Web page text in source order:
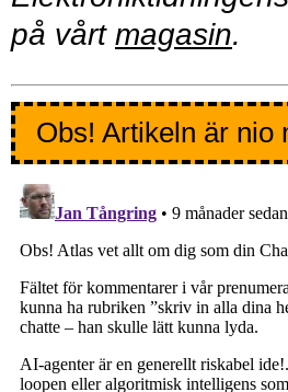
på vårt magasin.
Obs! Artikeln är nio